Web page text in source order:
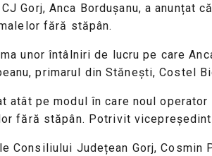
Gorj, Anca Bordușanu, a
fără stăpân.
unor întâlniri de lucru pe care
primarul din Stănești, Costel
atât pe modul în care noul
fără stăpân. Potrivit
Consiliului Județean Gorj,